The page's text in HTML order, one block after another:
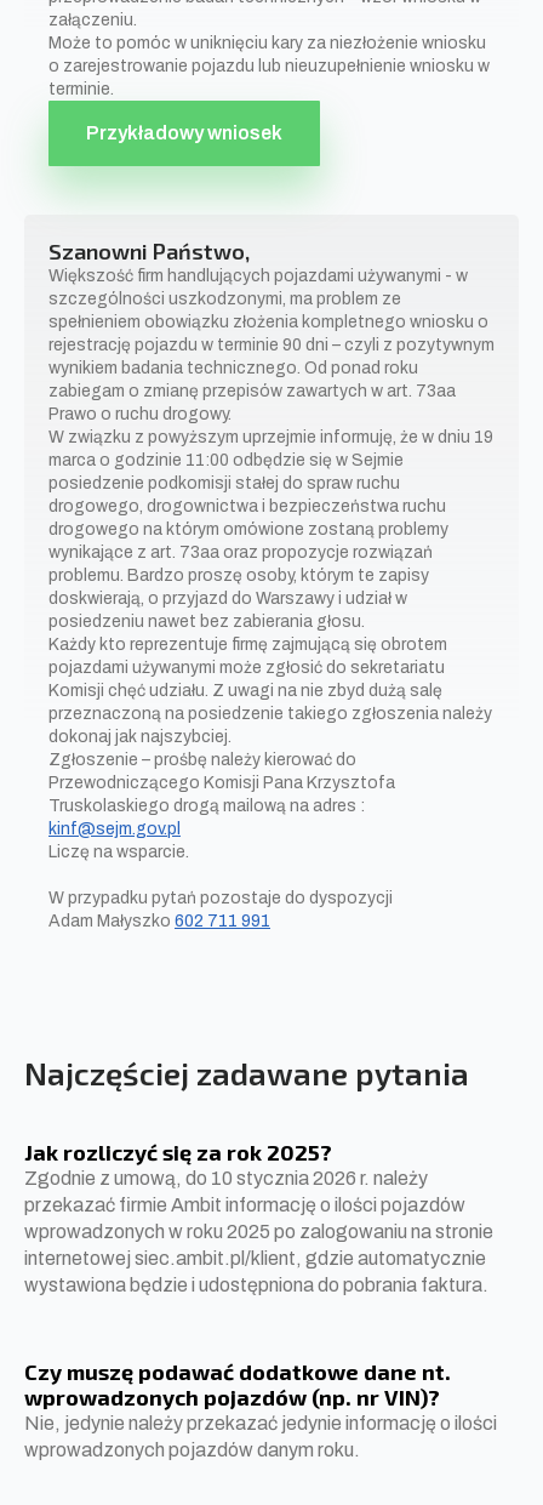
załączeniu.
Może to pomóc w uniknięciu kary za niezłożenie wniosku
o zarejestrowanie pojazdu lub nieuzupełnienie wniosku w
terminie.
Przykładowy wniosek
Szanowni Państwo,
Większość firm handlujących pojazdami używanymi - w
szczególności uszkodzonymi, ma problem ze
spełnieniem obowiązku złożenia kompletnego wniosku o
rejestrację pojazdu w terminie 90 dni – czyli z pozytywnym
wynikiem badania technicznego. Od ponad roku
zabiegam o zmianę przepisów zawartych w art. 73aa
Prawo o ruchu drogowy.
W związku z powyższym uprzejmie informuję, że w dniu 19
marca o godzinie 11:00 odbędzie się w Sejmie
posiedzenie podkomisji stałej do spraw ruchu
drogowego, drogownictwa i bezpieczeństwa ruchu
drogowego na którym omówione zostaną problemy
wynikające z art. 73aa oraz propozycje rozwiązań
problemu. Bardzo proszę osoby, którym te zapisy
doskwierają, o przyjazd do Warszawy i udział w
posiedzeniu nawet bez zabierania głosu.
Każdy kto reprezentuje firmę zajmującą się obrotem
pojazdami używanymi może zgłosić do sekretariatu
Komisji chęć udziału. Z uwagi na nie zbyd dużą salę
przeznaczoną na posiedzenie takiego zgłoszenia należy
dokonaj jak najszybciej.
Zgłoszenie – prośbę należy kierować do
Przewodniczącego Komisji Pana Krzysztofa
Truskolaskiego drogą mailową na adres :
kinf@sejm.gov.pl
Liczę na wsparcie.
W przypadku pytań pozostaje do dyspozycji
Adam Małyszko 602 711 991
Najczęściej zadawane pytania
Jak rozliczyć się za rok 2025?
Zgodnie z umową, do 10 stycznia 2026 r. należy
przekazać firmie Ambit informację o ilości pojazdów
wprowadzonych w roku 2025 po zalogowaniu na stronie
internetowej siec.ambit.pl/klient, gdzie automatycznie
wystawiona będzie i udostępniona do pobrania faktura.
Czy muszę podawać dodatkowe dane nt.
wprowadzonych pojazdów (np. nr VIN)?
Nie, jedynie należy przekazać jedynie informację o ilości
wprowadzonych pojazdów danym roku.